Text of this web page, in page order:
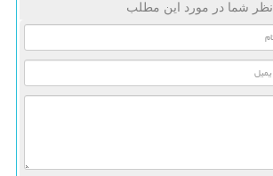
نظر شما در مورد این مطلب